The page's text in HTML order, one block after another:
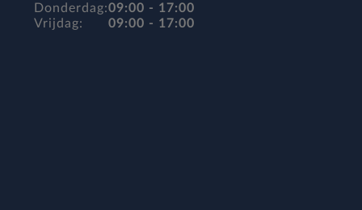
Donderdag:
Vrijdag:
09:00 - 17:00
09:00 - 17:00